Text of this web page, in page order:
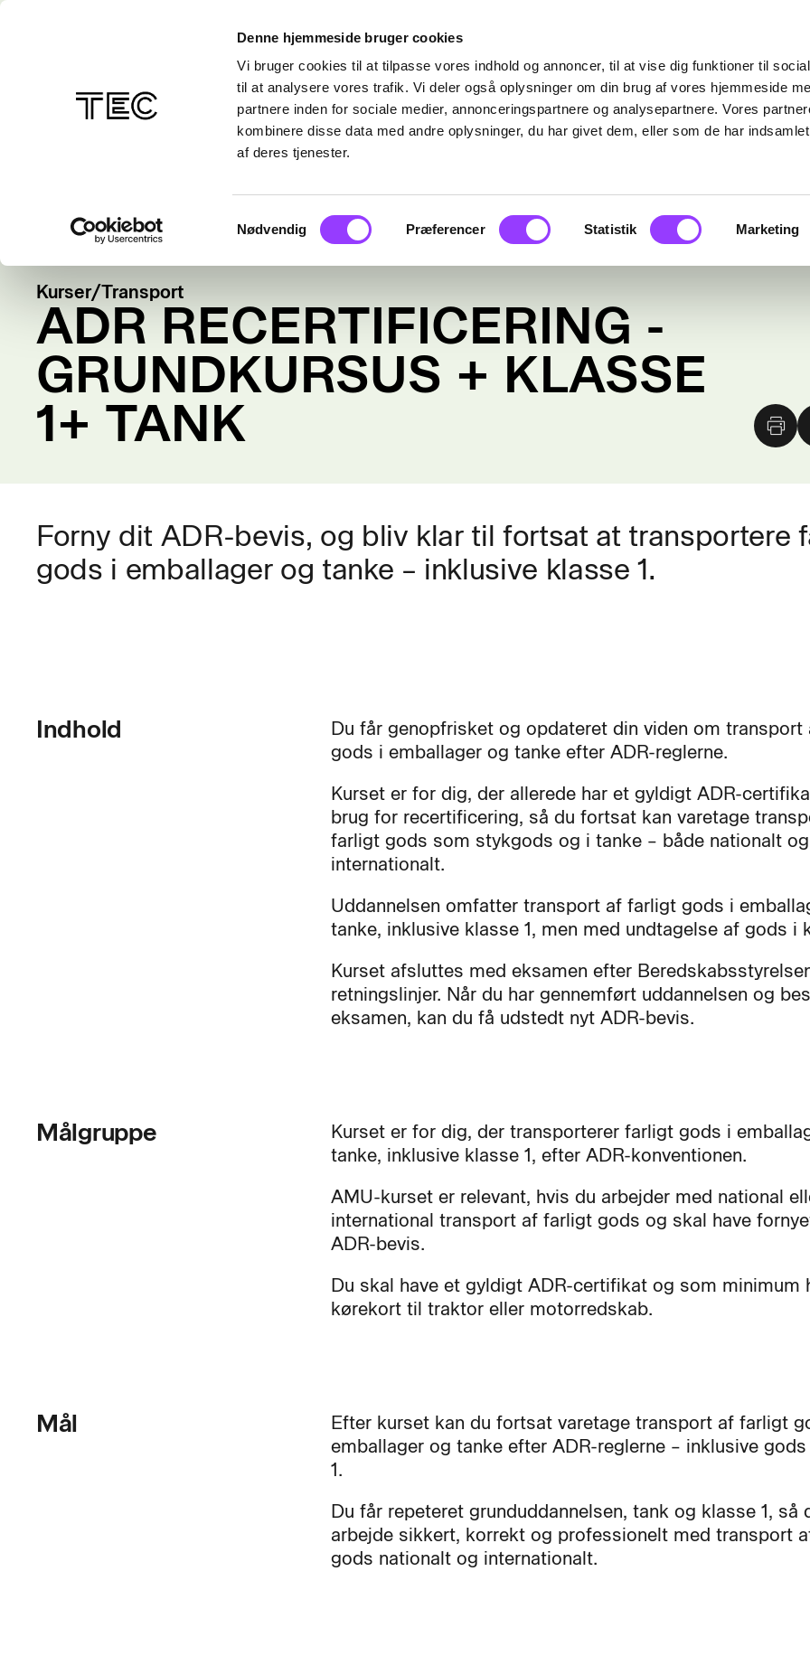
Denne hjemmeside bruger cookies
Vi bruger cookies til at tilpasse vores indhold og annoncer, til at vise dig funktioner til
til at analysere vores trafik. Vi deler også oplysninger om din brug af vores hjemmeside
partnere inden for sociale medier, annonceringspartnere og analysepartnere. Vores
kombinere disse data med andre oplysninger, du har givet dem, eller som de har
af deres tjenester.
Samtykkevalg
Nødvendig Præferencer Statistik Marketing
Kurser/Transport
ADR RECERTIFICERING -
GRUNDKURSUS + KLASSE
1+ TANK
Forny dit ADR-bevis, og bliv klar til fortsat at transportere
gods i emballager og tanke – inklusive klasse 1.
Indhold
Du får genopfrisket og opdateret din viden om transport
gods i emballager og tanke efter ADR-reglerne.
Kurset er for dig, der allerede har et gyldigt ADR-
brug for recertificering, så du fortsat kan varetage
farligt gods som stykgods og i tanke – både nationalt og
internationalt.
Uddannelsen omfatter transport af farligt gods i
tanke, inklusive klasse 1, men med undtagelse af gods i
Kurset afsluttes med eksamen efter
retningslinjer. Når du har gennemført uddannelsen og
eksamen, kan du få udstedt nyt ADR-bevis.
Målgruppe
Kurset er for dig, der transporterer farligt gods i
tanke, inklusive klasse 1, efter ADR-konventionen.
AMU-kurset er relevant, hvis du arbejder med national
international transport af farligt gods og skal have
ADR-bevis.
Du skal have et gyldigt ADR-certifikat og som minimum
kørekort til traktor eller motorredskab.
Mål
Efter kurset kan du fortsat varetage transport af farligt
emballager og tanke efter ADR-reglerne – inklusive
1.
Du får repeteret grunduddannelsen, tank og klasse 1, så
arbejde sikkert, korrekt og professionelt med transport
gods nationalt og internationalt.